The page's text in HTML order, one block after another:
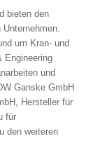
bieten den
um Kran- und
Engineering
und
Ganske GmbH
Hersteller für
für
den weiteren